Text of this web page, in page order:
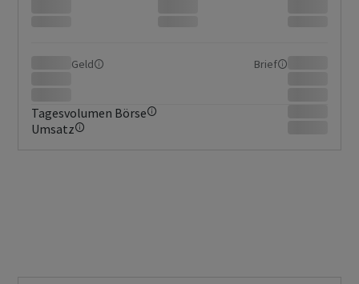
Geld Brief
Tagesvolumen Börse
Umsatz